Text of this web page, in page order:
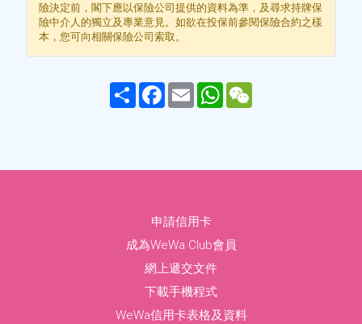
癌症唔洗怕！
一個電話了解周全嘅癌症保障
了解更多
癌症唔洗怕！
一個電話了解周全嘅癌症保障
了解更多
癌症唔洗怕！
一個電話了解周全嘅癌症保障
了解更多
保單期滿時，獲全數保費回贈
毋須驗身 毋須露面
了解更多
保單期滿時，獲全數保費回贈
毋須驗身 毋須露面
一個電話 即可投保
了解更多
有咩方法可以扣稅？
扣稅儲錢一次過搞掂
了解更多
險決定前，閣下應以保險公司提供的資料為準，及尋求持牌保
險中介人的獨立及專業意見。如欲在投保前參閱保險合約之樣
本，您可向相關保險公司索取。
Share Facebook
Email WhatsApp
申請信用卡
成為WeWa Club會員
網上遞交文件
下載手機程式
WeWa信用卡表格及資料